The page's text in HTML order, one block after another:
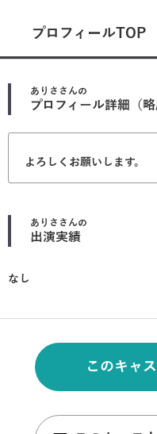
プロフィールTOP
ありさ さんの
プロフィール詳細（略
よろしくお願いします。
ありさ さんの
出演実績
なし
このキャ